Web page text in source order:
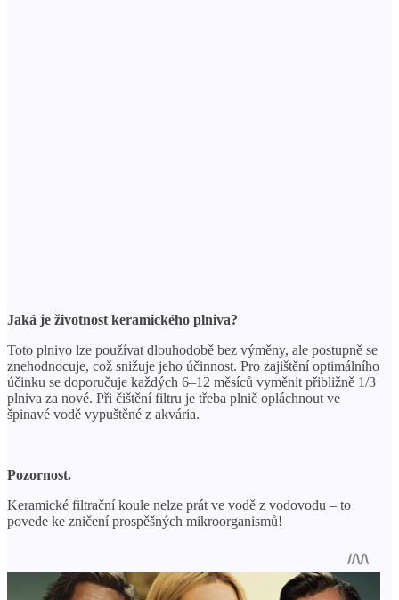
Jaká je životnost keramického plniva?
Toto plnivo lze používat dlouhodobě bez výměny, ale postupně se
znehodnocuje, což snižuje jeho účinnost. Pro zajištění optimálního
účinku se doporučuje každých 6–12 měsíců vyměnit přibližně 1/3
plniva za nové. Při čištění filtru je třeba plnič opláchnout ve
špinavé vodě vypuštěné z akvária.
Pozornost.
Keramické filtrační koule nelze prát ve vodě z vodovodu – to
povede ke zničení prospěšných mikroorganismů!